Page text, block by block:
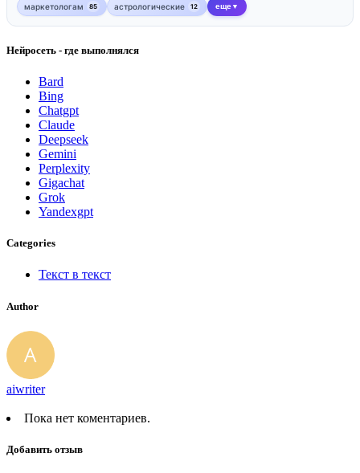
маркетологам 85 астрологические 12 еще ▼
Нейросеть - где выполнялся
Bard
Bing
Chatgpt
Claude
Deepseek
Gemini
Perplexity
Gigachat
Grok
Yandexgpt
Categories
Текст в текст
Author
aiwriter
Пока нет коментариев.
Добавить отзыв